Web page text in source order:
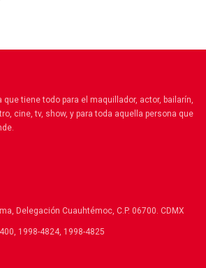
tiene todo para el maquillador, actor, bailarín,
cine, tv, show, y para toda aquella persona que
Delegación Cuauhtémoc, C.P. 06700. CDMX
1998-4824, 1998-4825